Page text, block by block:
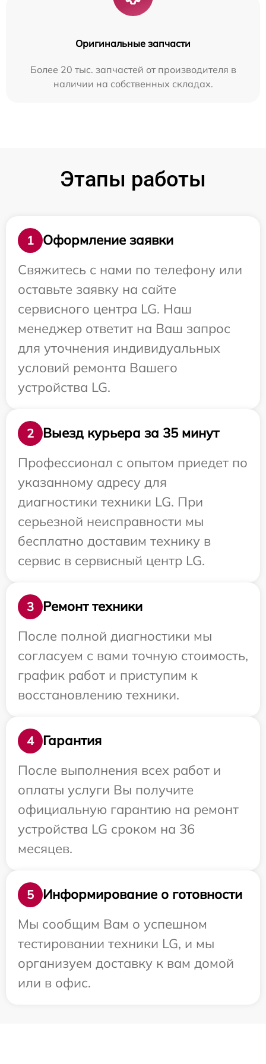
Оригинальные запчасти
Более 20 тыс. запчастей от производителя в
наличии на собственных складах.
Этапы работы
1
Оформление заявки
Свяжитесь с нами по телефону или
оставьте заявку на сайте
сервисного центра LG. Наш
менеджер ответит на Ваш запрос
для уточнения индивидуальных
условий ремонта Вашего
устройства LG.
2
Выезд курьера за 35 минут
Профессионал с опытом приедет по
указанному адресу для
диагностики техники LG. При
серьезной неисправности мы
бесплатно доставим технику в
сервис в сервисный центр LG.
3
Ремонт техники
После полной диагностики мы
согласуем с вами точную стоимость,
график работ и приступим к
восстановлению техники.
4
Гарантия
После выполнения всех работ и
оплаты услуги Вы получите
официальную гарантию на ремонт
устройства LG сроком на 36
месяцев.
5
Информирование о готовности
Мы сообщим Вам о успешном
тестировании техники LG, и мы
организуем доставку к вам домой
или в офис.